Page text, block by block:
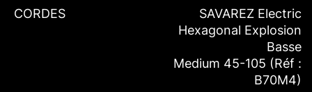
CORDES
SAVAREZ Electric
Hexagonal Explosion
Basse
Medium 45-105 (Réf :
B70M4)